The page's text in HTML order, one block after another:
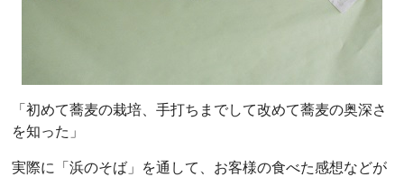
「初めて蕎麦の栽培、手打ちまでして改めて蕎麦の奥深さ
を知った」
実際に「浜のそば」を通して、お客様の食べた感想などが